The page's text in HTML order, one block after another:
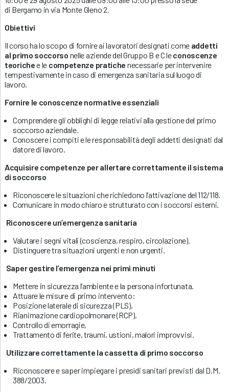
di Bergamo in via Monte Gleno 2.
Obiettivi
Il corso ha lo scopo di fornire ai lavoratori designati come addetti
al primo soccorso nelle aziende del Gruppo B e C leconoscenze
teorichee le competenze pratiche necessarie per intervenire
tempestivamente in caso di emergenza sanitaria sul luogo di
lavoro.
Fornire le conoscenze normative essenziali
Comprendere gli obblighi di legge relativi alla gestione del primo
soccorso aziendale.
Conoscere i compiti e le responsabilità degli addetti designati dal
datore di lavoro.
Acquisire competenze per allertare correttamente il sistema
di soccorso
Riconoscere le situazioni che richiedono l’attivazione del 112/118.
Comunicare in modo chiaro e strutturato con i soccorsi esterni.
Riconoscere un’emergenza sanitaria
Valutare i segni vitali (coscienza, respiro, circolazione).
Distinguere tra situazioni urgenti e non urgenti.
Saper gestire l’emergenza nei primi minuti
Mettere in sicurezza l’ambiente e la persona infortunata.
Attuare le misure di primo intervento:
Posizione laterale di sicurezza (PLS),
Rianimazione cardiopolmonare (RCP),
Controllo di emorragie,
Trattamento di ferite, traumi, ustioni, malori improvvisi.
Utilizzare correttamente la cassetta di primo soccorso
Riconoscere e saper impiegare i presìdi sanitari previsti dal D.M.
388/2003.